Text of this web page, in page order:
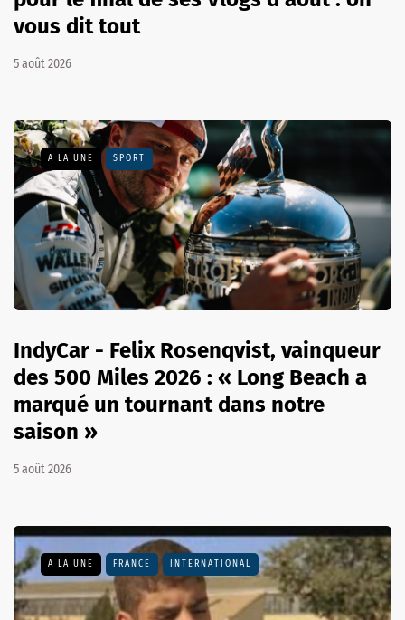
vous dit tout
5 août 2026
A LA UNE SPORT
IndyCar - Felix Rosenqvist, vainqueur
des 500 Miles 2026 : « Long Beach a
marqué un tournant dans notre
saison »
5 août 2026
A LA UNE FRANCE INTERNATIONAL